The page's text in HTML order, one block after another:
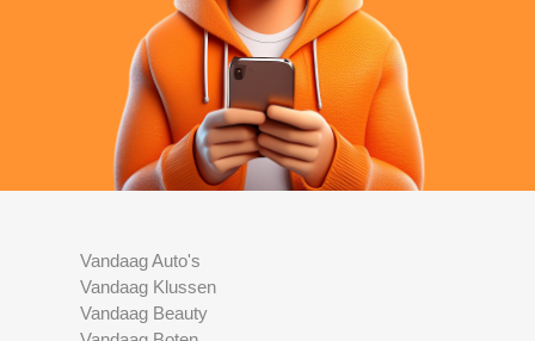
Vandaag Auto's
Vandaag Klussen
Vandaag Beauty